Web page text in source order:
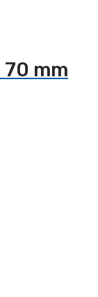
70 mm